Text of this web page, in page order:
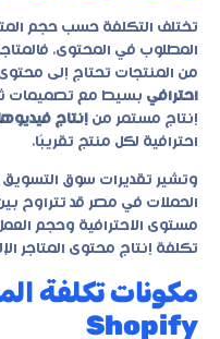
تختلف التكلفة حسب حجم
المطلوب في المحتوى.
من المنتجات تحتاج إلى
احترافي بسيط مع تصميمات
إنتاج مستمر من إنتاج
احترافية لكل منتج تقريبًا.
وتشير تقديرات سوق التسويق
مستوى الاحترافية وحجم
تكلفة إنتاج محتوى المتاجر
مكونات تكلفة
Shopify